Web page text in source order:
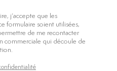
j’accepte que les
formulaire soient utilisées,
de me recontacter
commerciale qui découle de